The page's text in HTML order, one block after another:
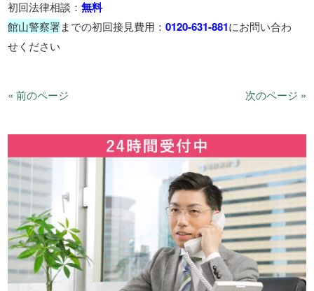
初回法律相談：無料
館山警察署までの初回接見費用：0120-631-881にお問い合わ
せください
« 前のページ 次のページ »